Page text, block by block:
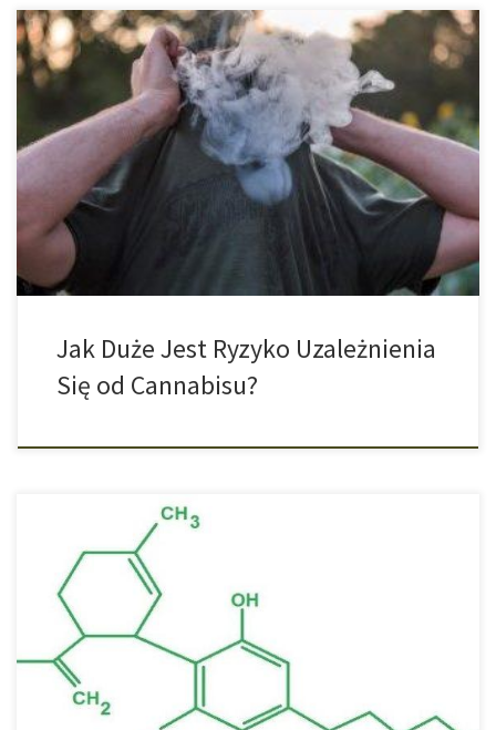
Pewna część użytkowników konopi indyjskich jest od nich
uzależniona. Jak duża jest ta liczba, zbadał zespół badawczy w
ostatniej meta-analizie. Nie u każdej osoby, która pali marihuanę,
jej konsumpcja staje się problemem. Ale zdarza się tak, że u
niektórych z użytkowników rozwija się uzależnienie. Do tej pory
regułą było: jedna […]
Jak Duże Jest Ryzyko Uzależnienia
Się od Cannabisu?
Nowe badania pokazują korzyści płynące z zastosowania
cannabigerolu (CBG) w walce z wieloopornymi patogenami. Pod
koniec lutego ruszyły kolejne badania na temat skutecznych
możliwości kannabigerolu w walce z wieloopornymi patogenami.
W doświadczeniach przeprowadzanych przez Canadian McMaster
University udało się potwierdzić, że cannabinoid o nazwie CBG w
połączeniu z lekiem Polymyxin […]